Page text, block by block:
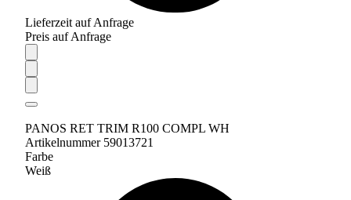
Lieferzeit auf Anfrage
Preis auf Anfrage
PANOS RET TRIM R100 COMPL WH
Artikelnummer 59013721
Farbe
Weiß